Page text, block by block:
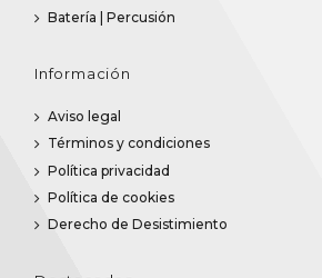
Batería | Percusión
Información
Aviso legal
Términos y condiciones
Política privacidad
Política de cookies
Derecho de Desistimiento